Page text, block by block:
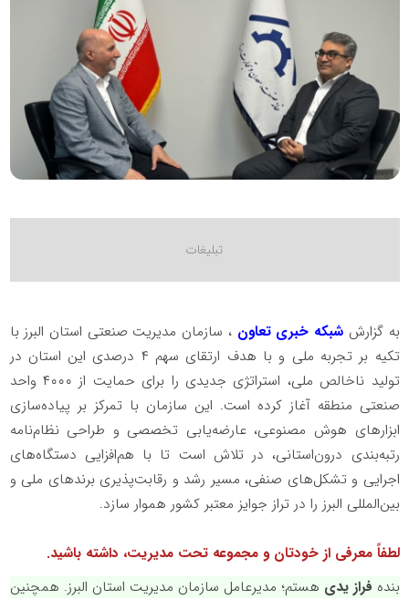
به گزارش شبکه خبری تعاون ، سازمان مدیریت صنعتی استان البرز با
تکیه بر تجربه ملی و با هدف ارتقای سهم ۴ درصدی این استان در
تولید ناخالص ملی، استراتژی جدیدی را برای حمایت از ۴۰۰۰ واحد
صنعتی منطقه آغاز کرده است. این سازمان با تمرکز بر پیاده‌سازی
ابزارهای هوش مصنوعی، عارضه‌یابی تخصصی و طراحی نظام‌نامه
رتبه‌بندی درون‌استانی، در تلاش است تا با هم‌افزایی دستگاه‌های
اجرایی و تشکل‌های صنفی، مسیر رشد و رقابت‌پذیری برندهای ملی و
بین‌المللی البرز را در تراز جوایز معتبر کشور هموار سازد.
لطفاً معرفی از خودتان و مجموعه‌ تحت مدیریت، داشته باشید.
بنده فراز یدی هستم؛ مدیرعامل سازمان مدیریت استان البرز. همچنین